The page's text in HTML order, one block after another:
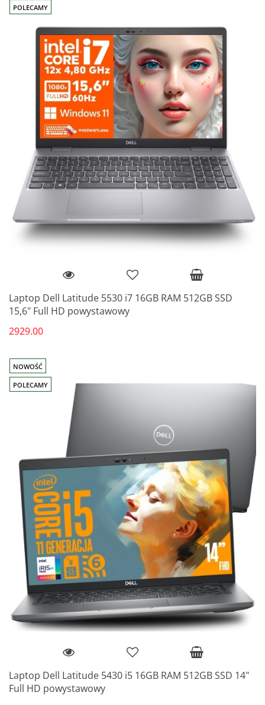
POLECAMY
Laptop Dell Latitude 5530 i7 16GB RAM 512GB SSD
15,6" Full HD powystawowy
2929.00
NOWOŚĆ
POLECAMY
Laptop Dell Latitude 5430 i5 16GB RAM 512GB SSD 14"
Full HD powystawowy